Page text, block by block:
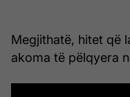
Megjithatë, hitet që
akoma të pëlqyera